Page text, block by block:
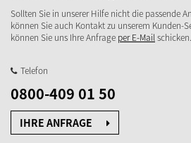
Sollten Sie in unserer Hilfe nicht die passende
können Sie auch Kontakt zu unserem Kunden-
können Sie uns Ihre Anfrage per E-Mailschicken.
Telefon
0800-409 01 50
IHRE ANFRAGE